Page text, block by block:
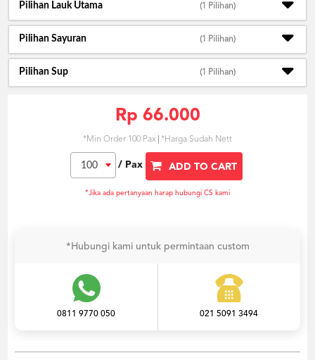
Pilihan Lauk Utama (1 Pilihan)
Pilihan Sayuran (1 Pilihan)
Pilihan Sup (1 Pilihan)
Rp 66.000
*Min Order 100 Pax *Harga Sudah Nett
100 / Pax ADD TO CART
*Jika ada pertanyaan harap hubungi CS kami
*Hubungi kami untuk permintaan custom
0811 9770 050 021 5091 3494